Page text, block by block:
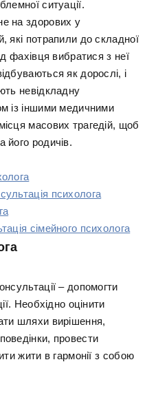
ситуації.
на здорових у
які потрапили до складної
фахівця вибратися з неї
як дорослі, і
невідкладну
із іншими медичними
масових трагедій, щоб
його родичів.
психолога
сімейного психолога
– допомогти
Необхідно оцінити
шляхи вирішення,
провести
жити в гармонії з собою